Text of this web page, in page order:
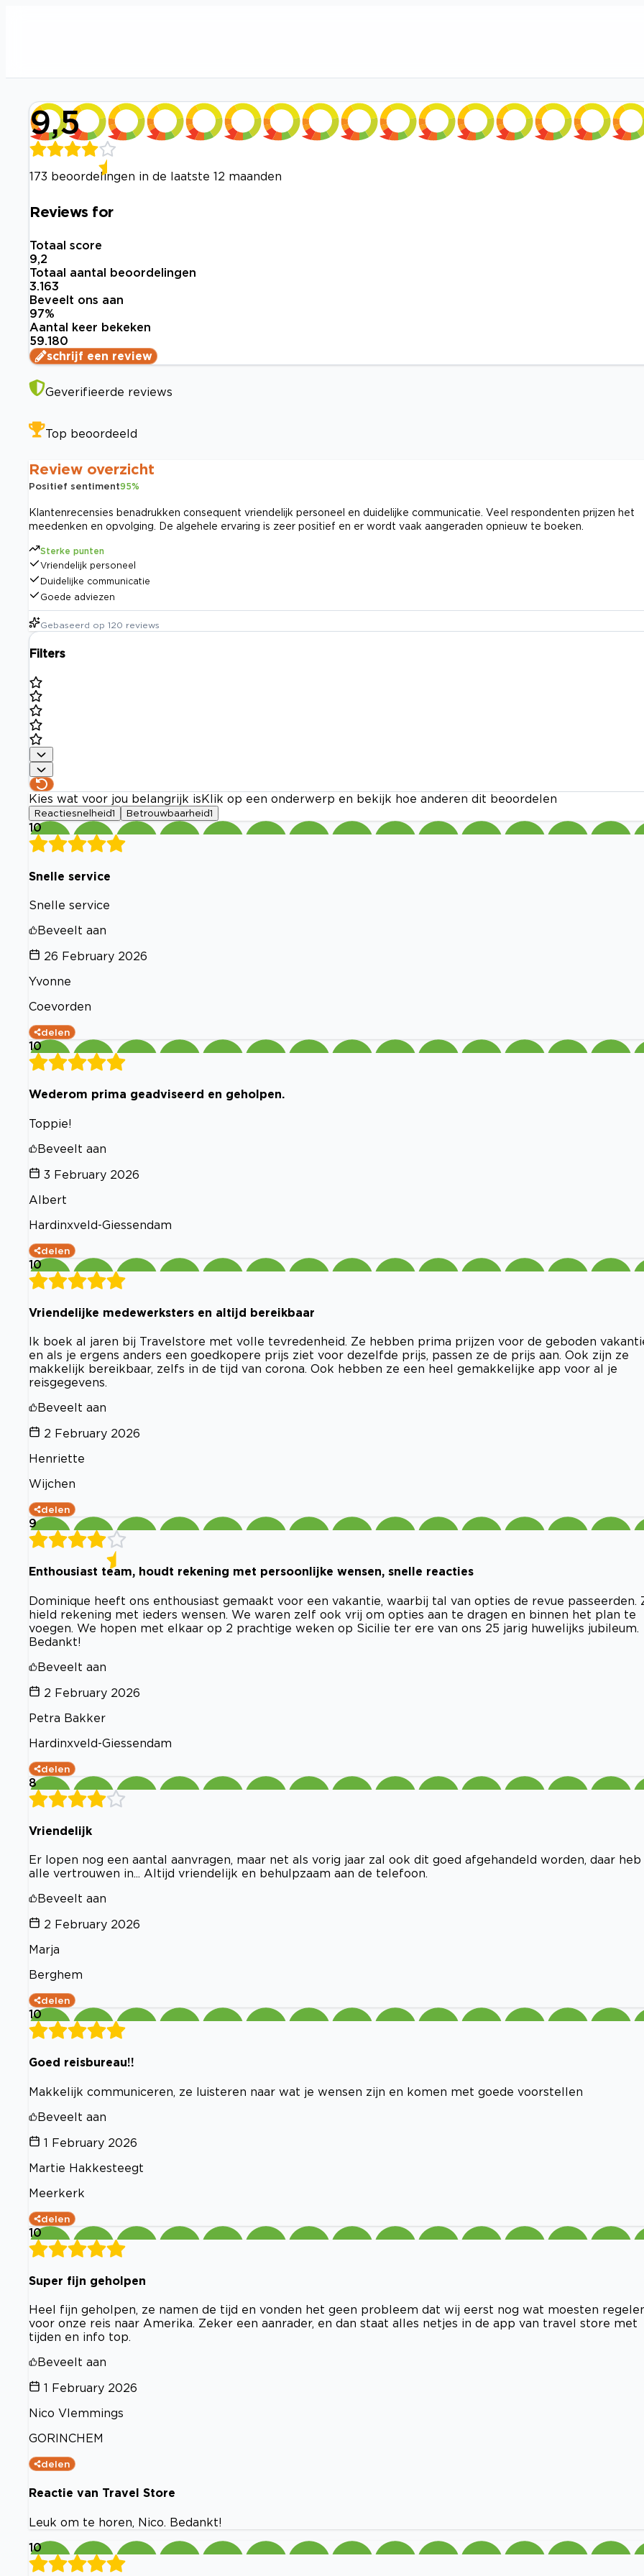
9,5
173 beoordelingen in de laatste 12 maanden
Reviews for
Totaal score
9,2
Totaal aantal beoordelingen
3.163
Beveelt ons aan
97%
Aantal keer bekeken
59.180
schrijf een review
Geverifieerde reviews
Top beoordeeld
Review overzicht
Positief sentiment95%
Klantenrecensies benadrukken consequent vriendelijk personeel en duidelijke communicatie. Veel respondenten prijzen het
meedenken en opvolging. De algehele ervaring is zeer positief en er wordt vaak aangeraden opnieuw te boeken.
Sterke punten
Vriendelijk personeel
Duidelijke communicatie
Goede adviezen
Gebaseerd op 120 reviews
Filters
Kies wat voor jou belangrijk is Klik op een onderwerp en bekijk hoe anderen dit beoordelen
Reactiesnelheid1 Betrouwbaarheid1
10
Snelle service
Snelle service
Beveelt aan
26 February 2026
Yvonne
Coevorden
delen
10
Wederom prima geadviseerd en geholpen.
Toppie!
Beveelt aan
3 February 2026
Albert
Hardinxveld-Giessendam
delen
10
Vriendelijke medewerksters en altijd bereikbaar
Ik boek al jaren bij Travelstore met volle tevredenheid. Ze hebben prima prijzen voor de geboden
en als je ergens anders een goedkopere prijs ziet voor dezelfde prijs, passen ze de prijs aan. Ook zijn ze
makkelijk bereikbaar, zelfs in de tijd van corona. Ook hebben ze een heel gemakkelijke app voor al je
reisgegevens.
Beveelt aan
2 February 2026
Henriette
Wijchen
delen
9
Enthousiast team, houdt rekening met persoonlijke wensen, snelle reacties
Dominique heeft ons enthousiast gemaakt voor een vakantie, waarbij tal van opties de revue passeerden.
hield rekening met ieders wensen. We waren zelf ook vrij om opties aan te dragen en binnen het plan te
voegen. We hopen met elkaar op 2 prachtige weken op Sicilie ter ere van ons 25 jarig huwelijks jubileum.
Bedankt!
Beveelt aan
2 February 2026
Petra Bakker
Hardinxveld-Giessendam
delen
8
Vriendelijk
Er lopen nog een aantal aanvragen, maar net als vorig jaar zal ook dit goed afgehandeld worden, daar heb
alle vertrouwen in... Altijd vriendelijk en behulpzaam aan de telefoon.
Beveelt aan
2 February 2026
Marja
Berghem
delen
10
Goed reisbureau!!
Makkelijk communiceren, ze luisteren naar wat je wensen zijn en komen met goede voorstellen
Beveelt aan
1 February 2026
Martie Hakkesteegt
Meerkerk
delen
10
Super fijn geholpen
Heel fijn geholpen, ze namen de tijd en vonden het geen probleem dat wij eerst nog wat moesten
voor onze reis naar Amerika. Zeker een aanrader, en dan staat alles netjes in de app van travel store met
tijden en info top.
Beveelt aan
1 February 2026
Nico Vlemmings
GORINCHEM
delen
Reactie van Travel Store
Leuk om te horen, Nico. Bedankt!
10